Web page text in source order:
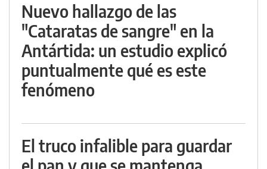
Nuevo hallazgo de las
"Cataratas de sangre" en la
Antártida: un estudio explicó
puntualmente qué es este
fenómeno
El truco infalible para guardar